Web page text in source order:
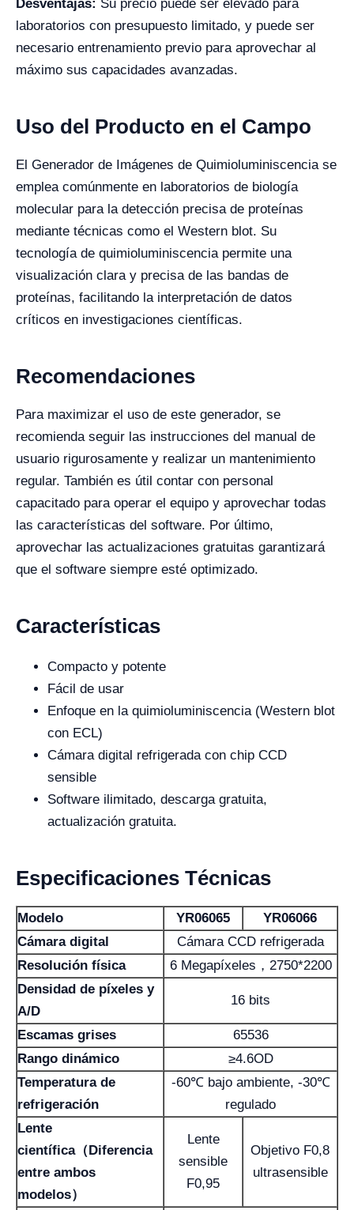
Desventajas: Su precio puede ser elevado para
laboratorios con presupuesto limitado, y puede ser
necesario entrenamiento previo para aprovechar al
máximo sus capacidades avanzadas.
Uso del Producto en el Campo
El Generador de Imágenes de Quimioluminiscencia se
emplea comúnmente en laboratorios de biología
molecular para la detección precisa de proteínas
mediante técnicas como el Western blot. Su
tecnología de quimioluminiscencia permite una
visualización clara y precisa de las bandas de
proteínas, facilitando la interpretación de datos
críticos en investigaciones científicas.
Recomendaciones
Para maximizar el uso de este generador, se
recomienda seguir las instrucciones del manual de
usuario rigurosamente y realizar un mantenimiento
regular. También es útil contar con personal
capacitado para operar el equipo y aprovechar todas
las características del software. Por último,
aprovechar las actualizaciones gratuitas garantizará
que el software siempre esté optimizado.
Características
Compacto y potente
Fácil de usar
Enfoque en la quimioluminiscencia (Western blot
con ECL)
Cámara digital refrigerada con chip CCD
sensible
Software ilimitado, descarga gratuita,
actualización gratuita.
Especificaciones Técnicas
Modelo YR06065
YR06066
Cámara digital
Cámara CCD refrigerada
Resolución física
6 Megapíxeles，2750*2200
Densidad de píxeles y
A/D
16 bits
Escamas grises
65536
Rango dinámico
≥4.6OD
Temperatura de
refrigeración
-60℃ bajo ambiente, -30℃
regulado
Lente
científica（Diferencia
entre ambos
modelos）
Lente
sensible
F0,95
Objetivo F0,8
ultrasensible